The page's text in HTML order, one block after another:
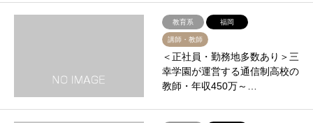
教育系 福岡
講師・教師
＜正社員・勤務地多数あり＞三
幸学園が運営する通信制高校の
教師・年収450万～…